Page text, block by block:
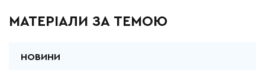
МАТЕРІАЛИ ЗА ТЕМОЮ